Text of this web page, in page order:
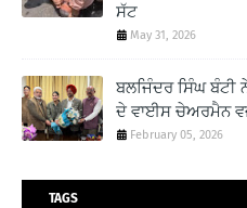
ਸੱਟ
May 31, 2026
ਬਲਜਿੰਦਰ ਸਿੰਘ ਬੰਟੀ
ਦੇ ਵਾਈਸ ਚੇਅਰਮੈਨ
February 05, 2026
TAGS